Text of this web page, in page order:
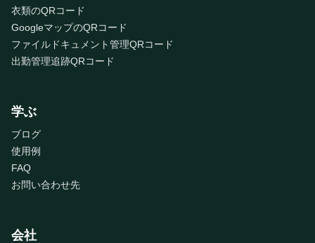
衣類のQRコード
GoogleマップのQRコード
ファイルドキュメント管理QRコード
出勤管理追跡QRコード
学ぶ
ブログ
使用例
FAQ
お問い合わせ先
会社